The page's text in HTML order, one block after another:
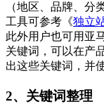
（地区、品牌、分
工具可参考《独立
此外用户也可用亚
关键词，可以在产
出这些关键词，并
2、关键词整理